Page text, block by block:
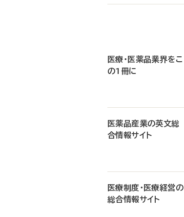
医療・医薬品業界をこ
の1冊に
医薬品産業の英文総
合情報サイト
医療制度・医療経営の
総合情報サイト